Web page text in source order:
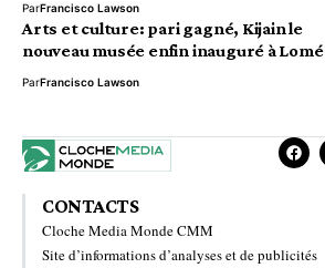
ParFrancisco Lawson
Arts et culture: pari gagné, Kijain le
nouveau musée enfin inauguré à Lomé
ParFrancisco Lawson
CONTACTS
Cloche Media Monde CMM
Site d’informations d’analyses et de publicités